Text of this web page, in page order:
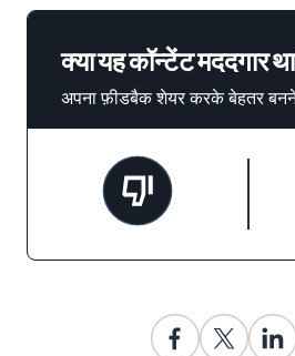
क्या यह कॉन्टेंट मददगार
अपना फ़ीडबैक शेयर करके बेहतर बनने